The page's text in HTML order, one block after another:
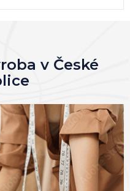
v České